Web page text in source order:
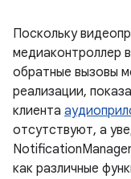
Поскольку
медиаконтроллер
обратные вызовы
реализации,
клиента
отсутствуют, а
как различные